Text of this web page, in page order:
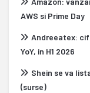
AWS si Prime Day
Andreeatex:
YoY, in H1 2026
Shein se va
(surse)